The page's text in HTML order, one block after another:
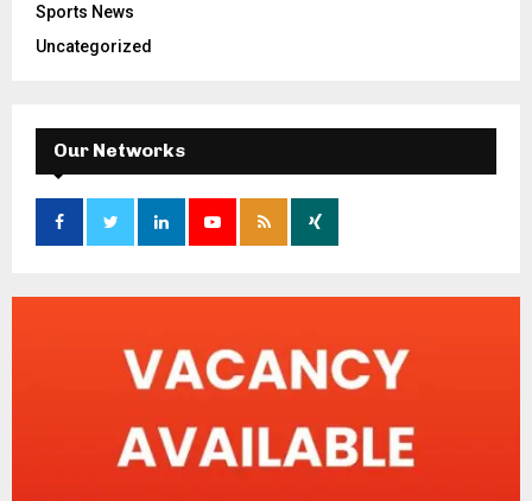
Sports News
Uncategorized
Our Networks